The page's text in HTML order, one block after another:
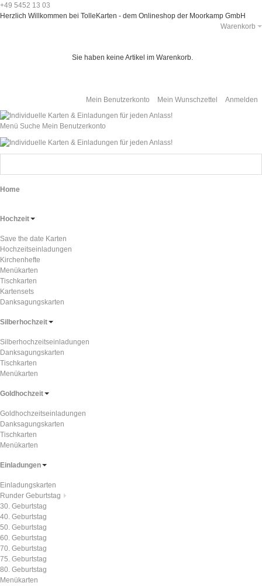
+49 5452 13 03
Herzlich Willkommen bei TolleKarten - dem Onlineshop der Moorkamp GmbH
Warenkorb
Sie haben keine Artikel im Warenkorb.
Mein Benutzerkonto Mein Wunschzettel Anmelden
Menü Suche Mein Benutzerkonto
Home
Hochzeit
Save the date Karten
Hochzeitseinladungen
Kirchenhefte
Menükarten
Tischkarten
Kartensets
Danksagungskarten
Silberhochzeit
Silberhochzeitseinladungen
Danksagungskarten
Tischkarten
Menükarten
Goldhochzeit
Goldhochzeitseinladungen
Danksagungskarten
Tischkarten
Menükarten
Einladungen
Einladungskarten
Runder Geburtstag
30. Geburtstag
40. Geburtstag
50. Geburtstag
60. Geburtstag
70. Geburtstag
75. Geburtstag
80. Geburtstag
Menükarten